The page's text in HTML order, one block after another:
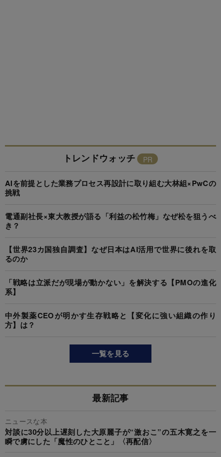
トレンドウォッチ
AIを前提とした業務プロセス再設計に取り組む大林組×PwCの
挑戦
電通副社長×東大教授が語る「利益の松竹梅」なぜ松を狙うべ
き？
【世界23カ国独自調査】なぜ日本はAI活用で世界に後れを取
るのか
「戦略は立派だが現場が動かない」を解決する【PMOの進化
系】
中外製薬CEOが明かす生存戦略と【変化に強い組織の作り
方】は？
一覧を見る
最新記事
ニュースな本
対談に30分以上遅刻した大原麗子が“激おこ”の五木寛之を一
瞬で虜にした「魔性のひとこと」〈再配信〉